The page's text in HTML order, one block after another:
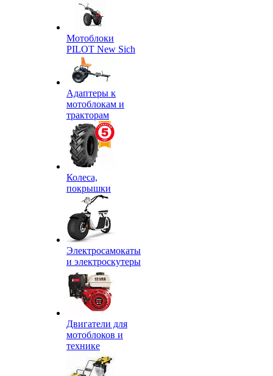
Мотоблоки
PILOT New Sich
Адаптеры к
мотоблокам и
тракторам
Колеса,
покрышки
Электросамокаты
и электроскутеры
Двигатели для
мотоблоков и
технике